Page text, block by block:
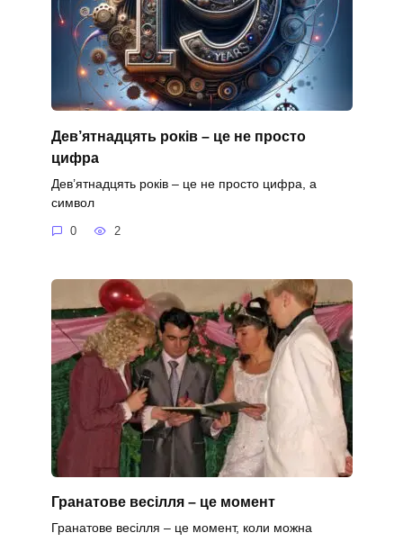
Дев’ятнадцять років – це не просто
цифра
Дев’ятнадцять років – це не просто цифра, а
символ
0 2
Гранатове весілля – це момент
Гранатове весілля – це момент, коли можна